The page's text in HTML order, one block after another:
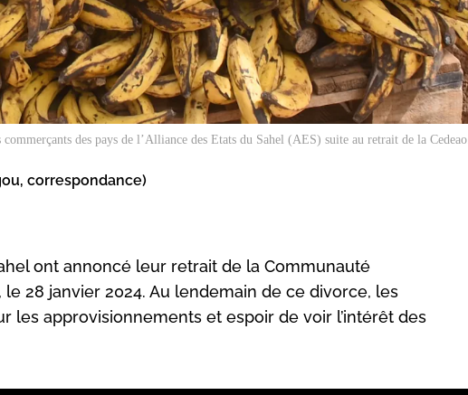
commerçants des pays de l’Alliance des Etats du Sahel (AES) suite au retrait de la Cedeao.
correspondance)
ont annoncé leur retrait de la Communauté
le 28 janvier 2024. Au lendemain de ce divorce, les
les approvisionnements et espoir de voir l’intérêt des